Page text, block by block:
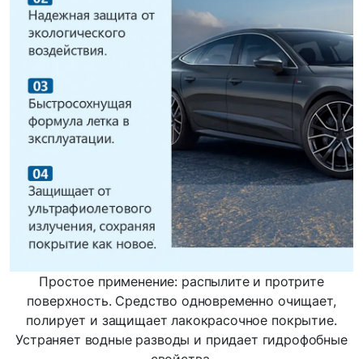
Простое применение: распылите и протрите
поверхность. Средство одновременно очищает,
полирует и защищает лакокрасочное покрытие.
Устраняет водные разводы и придает гидрофобные